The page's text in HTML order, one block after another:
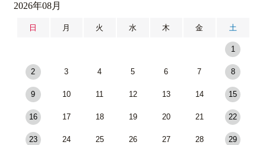
2026年08月
日 月 火 水 木 金 土
1
2 3 4 5 6 7 8
9 10 11 12 13 14 15
16 17 18 19 20 21 22
23 24 25 26 27 28 29